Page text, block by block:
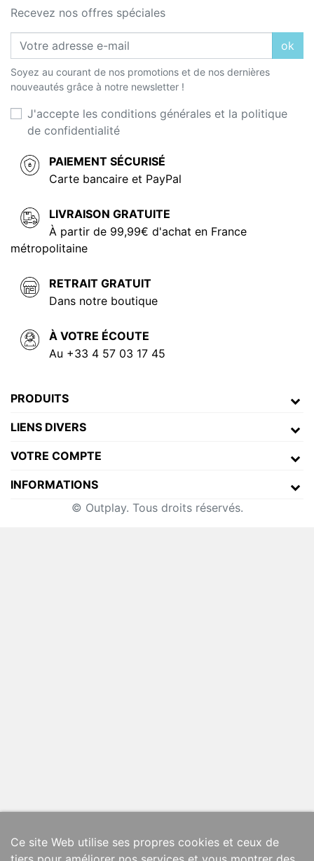
Recevez nos offres spéciales
ok
Soyez au courant de nos promotions et de nos dernières
nouveautés grâce à notre newsletter !
J'accepte les conditions générales et la politique
de confidentialité
PAIEMENT SÉCURISÉ
Carte bancaire et PayPal
LIVRAISON GRATUITE
À partir de 99,99€ d'achat en France
métropolitaine
RETRAIT GRATUIT
Dans notre boutique
À VOTRE ÉCOUTE
Au +33 4 57 03 17 45
PRODUITS
LIENS DIVERS
VOTRE COMPTE
INFORMATIONS
Ce site Web utilise ses propres cookies et ceux de
© Outplay. Tous droits réservés.